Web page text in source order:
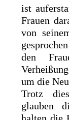
ist
Frauen
von
den
um die
Trotz
glauben